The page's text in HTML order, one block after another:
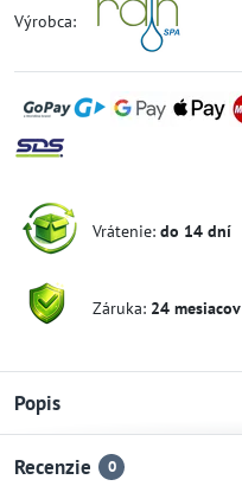
Výrobca:
Vrátenie: do 14 dní
Záruka: 24 mesiacov
Popis
Recenzie 0